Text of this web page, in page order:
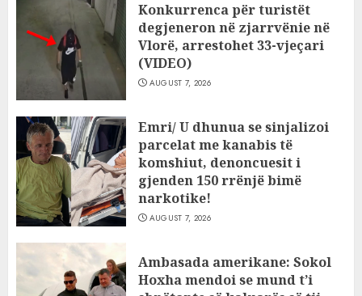
Konkurrenca për turistët
degjeneron në zjarrvënie në
Vlorë, arrestohet 33-vjeçari
(VIDEO)
AUGUST 7, 2026
Emri/ U dhunua se sinjalizoi
parcelat me kanabis të
komshiut, denoncuesit i
gjenden 150 rrënjë bimë
narkotike!
AUGUST 7, 2026
Ambasada amerikane: Sokol
Hoxha mendoi se mund t’i